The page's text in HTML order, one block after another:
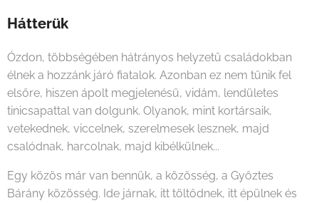
Hátterük
Ózdon, többségében hátrányos helyzetű családokban
élnek a hozzánk járó fiatalok. Azonban ez nem tűnik fel
elsőre, hiszen ápolt megjelenésű, vidám, lendületes
tinicsapattal van dolgunk. Olyanok, mint kortársaik,
vetekednek, viccelnek, szerelmesek lesznek, majd
csalódnak, harcolnak, majd kibélkülnek...
Egy közös már van bennük, a közösség, a Győztes
Bárány közösség. Ide járnak, itt töltődnek, itt épülnek és